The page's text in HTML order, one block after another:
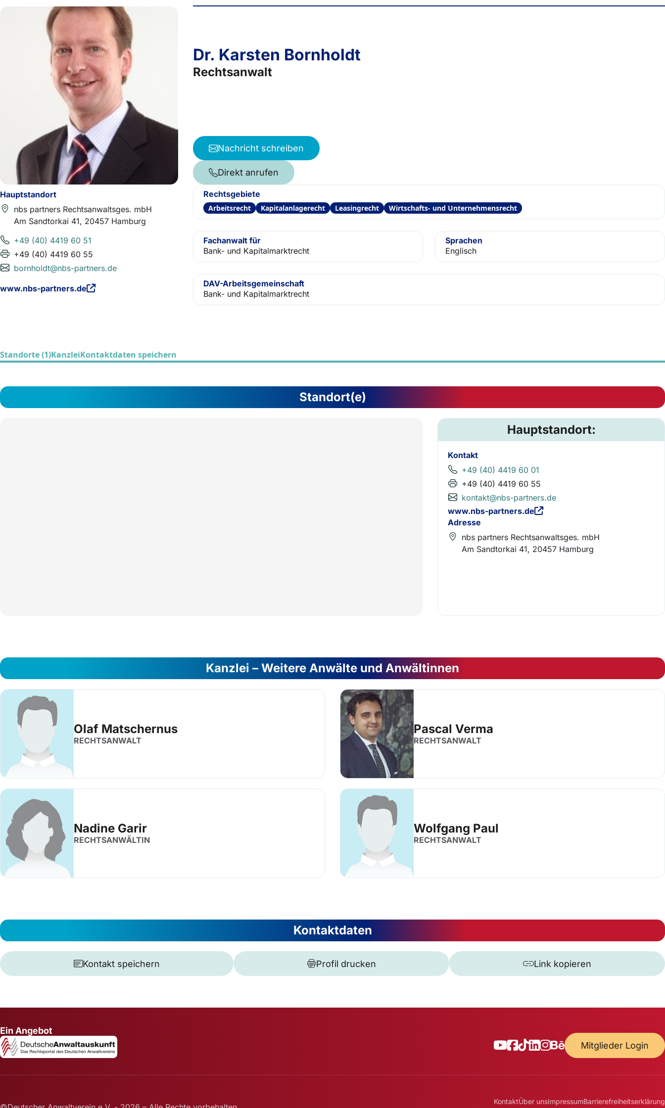
Hauptstandort
nbs partners Rechtsanwaltsges. mbH
Am Sandtorkai 41, 20457 Hamburg
+49 (40) 4419 60 51
+49 (40) 4419 60 55
bornholdt@nbs-partners.de
www.nbs-partners.de
Dr. Karsten Bornholdt
Rechtsanwalt
Nachricht schreiben
Direkt anrufen
Rechtsgebiete
Arbeitsrecht Kapitalanlagerecht Leasingrecht Wirtschafts- und Unternehmensrecht
Fachanwalt für
Bank- und Kapitalmarktrecht
Sprachen
Englisch
DAV-Arbeitsgemeinschaft
Bank- und Kapitalmarktrecht
Standorte (1)KanzleiKontaktdaten speichern
Standort(e)
Hauptstandort:
Kontakt
+49 (40) 4419 60 01
+49 (40) 4419 60 55
kontakt@nbs-partners.de
www.nbs-partners.de
Adresse
nbs partners Rechtsanwaltsges. mbH
Am Sandtorkai 41, 20457 Hamburg
Kanzlei – Weitere Anwälte und Anwältinnen
Olaf Matschernus
RECHTSANWALT
Pascal Verma
RECHTSANWALT
Nadine Garir
RECHTSANWÄLTIN
Wolfgang Paul
RECHTSANWALT
Kontaktdaten
Kontakt speichern Profil drucken Link kopieren
Ein Angebot
Mitglieder Login
KontaktÜber unsImpressumBarrierefreiheitserklärung